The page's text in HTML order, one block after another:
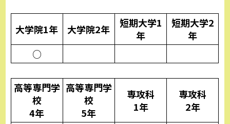
大学院1年
○
大学院2年
短期大学1
年
短期大学2
年
高等専門学
校
4年
高等専門学
校
5年
専攻科
1年
専攻科
2年